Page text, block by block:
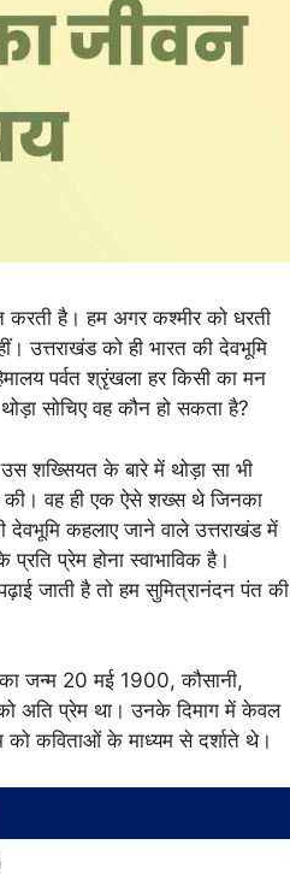
करती है। हम अगर कश्मीर को धरती
उत्तराखंड को ही भारत की देवभूमि
पर्वत श्रृंखला हर किसी का मन
सोचिए वह कौन हो सकता है?
शख्सियत के बारे में थोड़ा सा भी
की। वह ही एक ऐसे शख्स थे जिनका
कहलाए जाने वाले उत्तराखंड में
प्रेम होना स्वाभाविक है।
जाती है तो हम सुमित्रानंदन पंत की
जन्म 20 मई 1900, कौसानी,
अति प्रेम था। उनके दिमाग में केवल
को कविताओं के माध्यम से दर्शाते थे।